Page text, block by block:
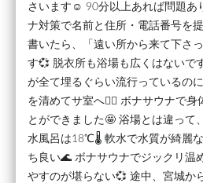
さいます☺️ 90分以上あれば問題あ
ナ対策で名前と住所・電話番号を
書いたら、「遠い所から来て下さ
す💞 脱衣所も浴場も広くはないで
が全て埋るぐらい流行っているの
を清めてサ室へ🧖‍♂️ ボナサウナで身
とができました🤩 浴場とは違って
水風呂は18℃🌡️ 軟水で水質が綺麗
ち良い🌊 ボナサウナでジックリ温
やすのが堪らない💞 途中、宮城か